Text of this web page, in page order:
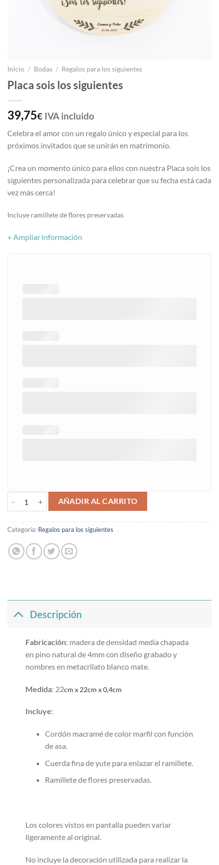
Inicio / Bodas / Regalos para los siguientes
Placa sois los siguientes
39,75€ IVA incluido
Celebra el amor con un regalo único y especial para los
próximos invitados que se unirán en matrimonio.
¡Crea un momento único para ellos con nuestra Placa sois los
siguientes personalizada para celebrar que su fecha está cada
vez más cerca!
Incluye ramillete de flores preservadas
+ Ampliar información
Placa sois los siguientes cantidad
AÑADIR AL CARRITO
Categoría: Regalos para los siguientes
Descripción
Fabricación: madera de densidad media chapada
en pino natural de 4mm con diseño grabado y
nombres en metacrilato blanco mate.
Medida: 22cm x 22cm x 0,4cm
Incluye:
Cordón macramé de color marfil con función
de asa.
Cuerda fina de yute para enlazar el ramillete.
Ramillete de flores preservadas.
Los colores vistos en pantalla pueden variar
ligeramente al original.
No incluye la decoración utilizada para realizar la